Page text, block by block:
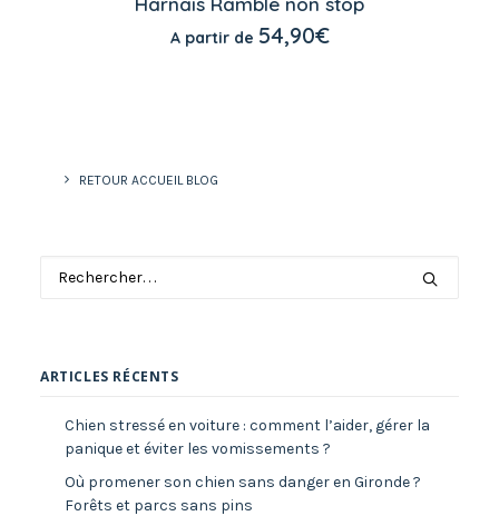
CHOIX DES OPTIONS
A partir de 54,90€
RETOUR ACCUEIL BLOG
ARTICLES RÉCENTS
Chien stressé en voiture : comment l’aider, gérer la
panique et éviter les vomissements ?
Où promener son chien sans danger en Gironde ?
Forêts et parcs sans pins